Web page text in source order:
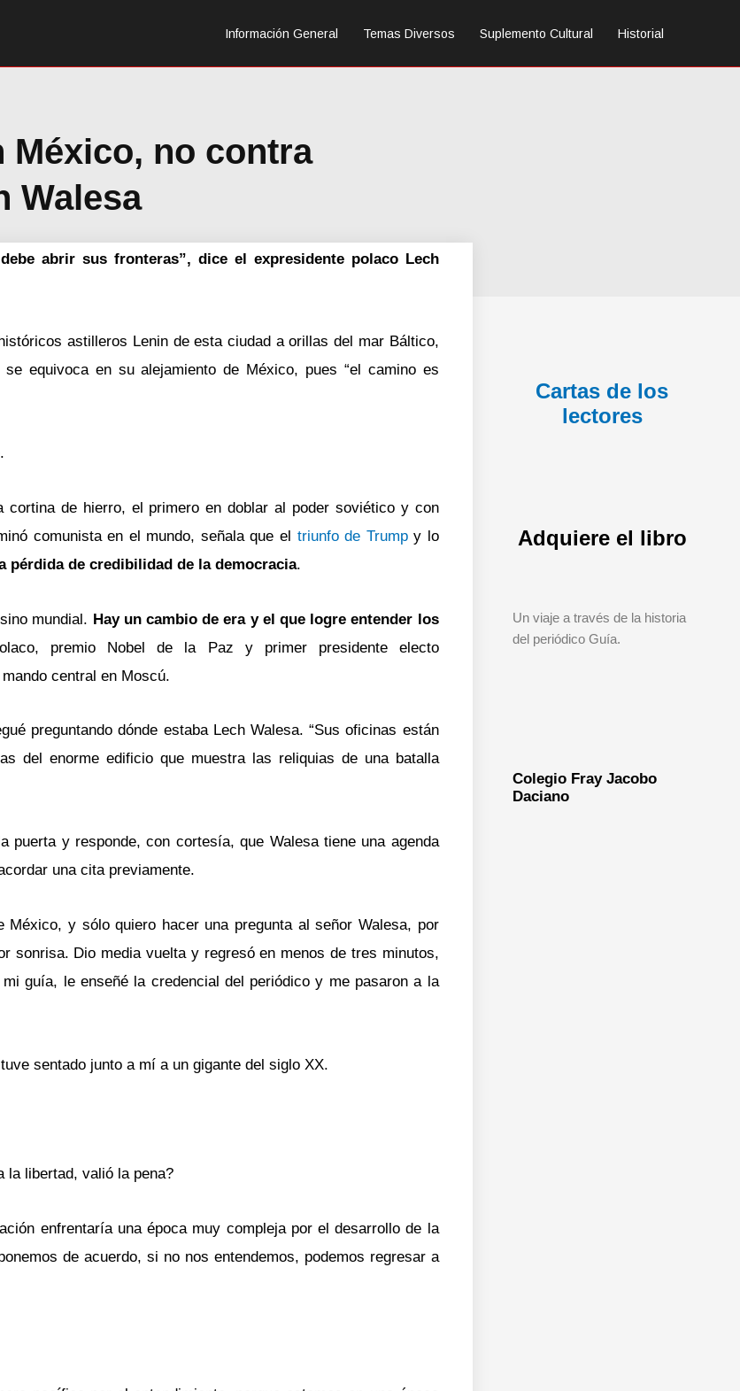
Información General Temas Diversos Suplemento Cultural Historial
México, no contra
Walesa
abrir sus fronteras”, dice el expresidente polaco Lech
astilleros Lenin de esta ciudad a orillas del mar Báltico,
se equivoca en su alejamiento de México, pues “el camino es
de hierro, el primero en doblar al poder soviético y con
comunista en el mundo, señala que el triunfo de Trump y lo
pérdida de credibilidad de la democracia.
mundial. Hay un cambio de era y el que logre entender los
premio Nobel de la Paz y primer presidente electo
central en Moscú.
preguntando dónde estaba Lech Walesa. “Sus oficinas están
del enorme edificio que muestra las reliquias de una batalla
puerta y responde, con cortesía, que Walesa tiene una agenda
una cita previamente.
y sólo quiero hacer una pregunta al señor Walesa, por
sonrisa. Dio media vuelta y regresó en menos de tres minutos,
guía, le enseñé la credencial del periódico y me pasaron a la
sentado junto a mí a un gigante del siglo XX.
la libertad, valió la pena?
enfrentaría una época muy compleja por el desarrollo de la
de acuerdo, si no nos entendemos, podemos regresar a
Cartas de los
lectores
Adquiere el libro
Un viaje a través de la historia
del periódico Guía.
Colegio Fray Jacobo
Daciano